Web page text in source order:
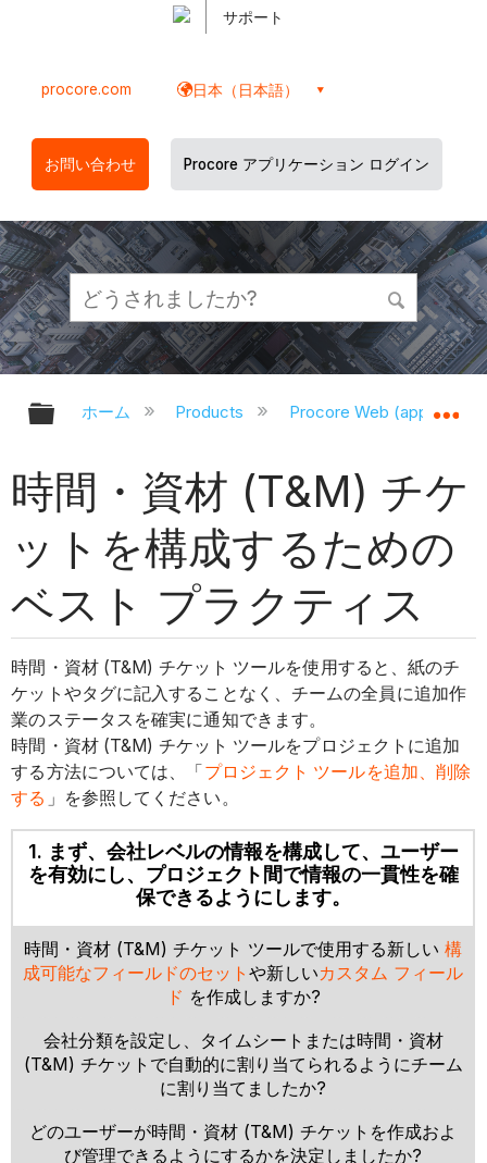
サポート
procore.com 日本（日本語）
お問い合わせ Procore アプリケーション ログイン
グローバル階層を展開/折りたたむ
ホーム Products Procore Web
時間・資材 (T&M) チケ
ットを構成するための
ベスト プラクティス
時間・資材 (T&M) チケット ツールを使用すると、紙のチ
ケットやタグに記入することなく、チームの全員に追加作
業のステータスを確実に通知できます。
時間・資材 (T&M) チケット ツールをプロジェクトに追加
する方法については、「 プロジェクト ツールを追加、削除
する 」を参照してください。
1. まず、会社レベルの情報を構成して、ユーザー
を有効にし、プロジェクト間で情報の一貫性を確
保できるようにします。
時間・資材 (T&M) チケット ツールで使用する新しい構
成可能なフィールドのセットや新しいカスタム フィール
ド を作成しますか?
会社分類を設定し、タイムシートまたは時間・資材
(T&M) チケットで自動的に割り当てられるようにチーム
に割り当てましたか?
どのユーザーが時間・資材 (T&M) チケットを作成およ
び管理できるようにするかを決定しましたか?